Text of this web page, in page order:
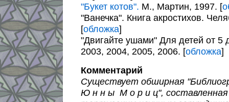
"Букет котов". М., Мартин, 1997. [
"Ванечка". Книга акростихов.
[обложка]
"Двигайте ушами" Для детей от 5
2003, 2004, 2005, 2006. [обложка]
Комментарий
Существует обширная
Ю н н ы М о р и ц",